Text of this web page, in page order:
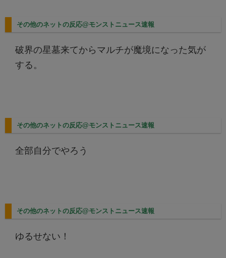
その他のネットの反応@モンストニュース速報
破界の星墓来てからマルチが魔境になった気が
する。
その他のネットの反応@モンストニュース速報
全部自分でやろう
その他のネットの反応@モンストニュース速報
ゆるせない！